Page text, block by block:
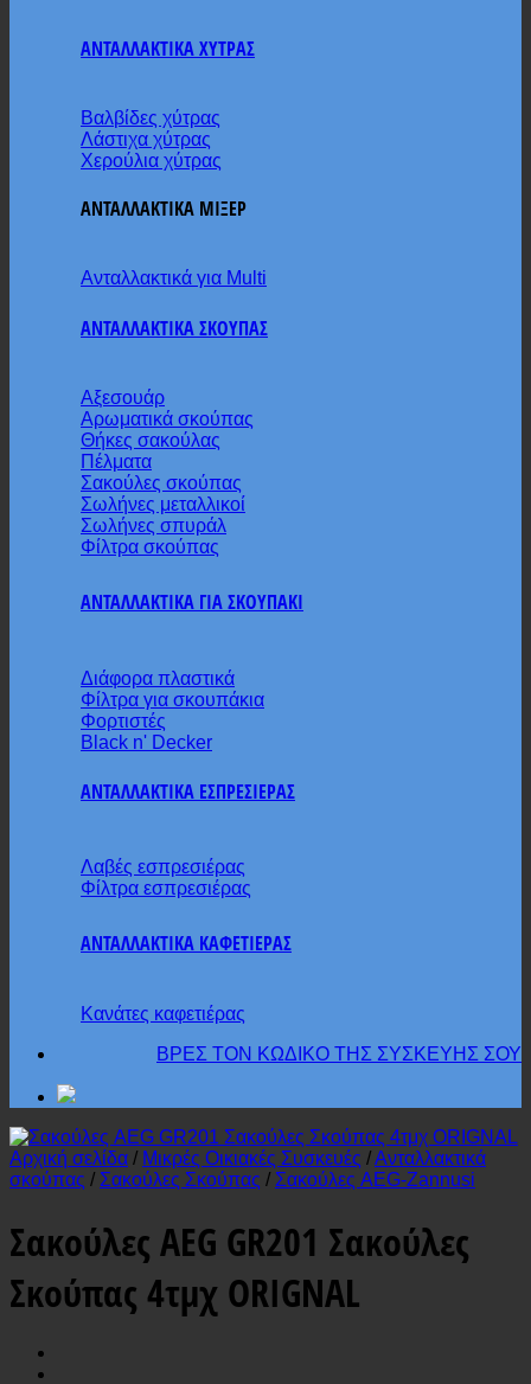
ΑΝΤΑΛΛΑΚΤΙΚΑ ΧΥΤΡΑΣ
Βαλβίδες χύτρας
Λάστιχα χύτρας
Χερούλια χύτρας
ΑΝΤΑΛΛΑΚΤΙΚΑ ΜΙΞΕΡ
Ανταλλακτικά για Multi
ΑΝΤΑΛΛΑΚΤΙΚΑ ΣΚΟΥΠΑΣ
Αξεσουάρ
Αρωματικά σκούπας
Θήκες σακούλας
Πέλματα
Σακούλες σκούπας
Σωλήνες μεταλλικοί
Σωλήνες σπυράλ
Φίλτρα σκούπας
ΑΝΤΑΛΛΑΚΤΙΚΑ ΓΙΑ ΣΚΟΥΠΑΚΙ
Διάφορα πλαστικά
Φίλτρα για σκουπάκια
Φορτιστές
Black n' Decker
ΑΝΤΑΛΛΑΚΤΙΚΑ ΕΣΠΡΕΣΙΕΡΑΣ
Λαβές εσπρεσιέρας
Φίλτρα εσπρεσιέρας
ΑΝΤΑΛΛΑΚΤΙΚΑ ΚΑΦΕΤΙΕΡΑΣ
Κανάτες καφετιέρας
ΒΡΕΣ ΤΟΝ ΚΩΔΙΚΟ ΤΗΣ ΣΥΣΚΕΥΗΣ ΣΟΥ
Αρχική σελίδα / Μικρές Οικιακές Συσκευές /Ανταλλακτικά
σκούπας / Σακούλες Σκούπας / Σακούλες AEG-Zannusi
Σακούλες AEG GR201 Σακούλες
Σκούπας 4τμχ ORIGNAL